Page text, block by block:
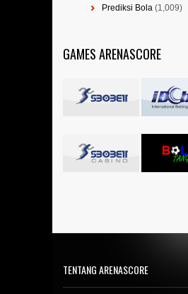
Prediksi Bola (1,009)
GAMES ARENASCORE
TENTANG ARENASCORE